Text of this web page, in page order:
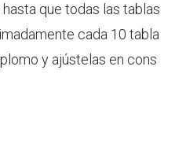
que todas las tablas
cada 10 tabla
y ajústelas en cons